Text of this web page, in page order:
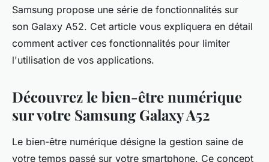
Samsung propose une série de fonctionnalités sur
son Galaxy A52. Cet article vous expliquera en détail
comment activer ces fonctionnalités pour limiter
l'utilisation de vos applications.
Découvrez le bien-être numérique
sur votre Samsung Galaxy A52
Le bien-être numérique désigne la gestion saine de
votre temps passé sur votre smartphone. Ce concept